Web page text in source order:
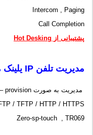
Intercom , Paging
Call Completion
پشتیبانی از Hot Desking
مدیریت تلفن IP
مدیریت به صورت Web Base / Phone / auto – provision
/ TFTP / HTTP / HTTPS
Zero-sp-touch , TR069